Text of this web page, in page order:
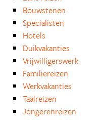
Bouwstenen
Specialisten
Hotels
Duikvakanties
Vrijwilligerswerk
Familiereizen
Werkvakanties
Taalreizen
Jongerenreizen